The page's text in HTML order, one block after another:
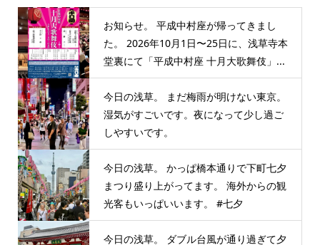
お知らせ。 平成中村座が帰ってきまし
た。 2026年10月1日〜25日に、浅草寺本
堂裏にて「平成中村座 十月大歌舞伎」...
今日の浅草。 まだ梅雨が明けない東京。
湿気がすごいです。夜になって少し過ご
しやすいです。
今日の浅草。 かっぱ橋本通りで下町七夕
まつり盛り上がってます。 海外からの観
光客もいっぱいいます。 #七夕
今日の浅草。 ダブル台風が通り過ぎて夕